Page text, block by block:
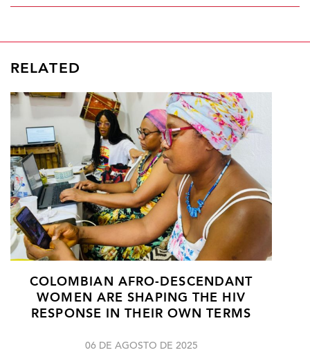
RELATED
COLOMBIAN AFRO-DESCENDANT
WOMEN ARE SHAPING THE HIV
RESPONSE IN THEIR OWN TERMS
06 DE AGOSTO DE 2025